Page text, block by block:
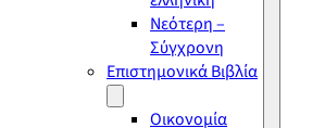
Νεότερη –
Σύγχρονη
Επιστημονικά Βιβλία
Οικονομία